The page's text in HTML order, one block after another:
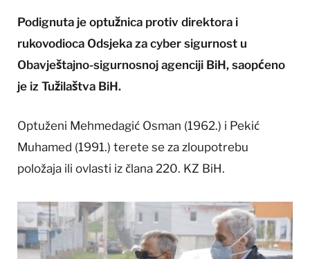
Podignuta je optužnica protiv direktora i
rukovodioca Odsjeka za cyber sigurnost u
Obavještajno-sigurnosnoj agenciji BiH, saopćeno
je iz Tužilaštva BiH.
Optuženi Mehmedagić Osman (1962.) i Pekić
Muhamed (1991.) terete se za zloupotrebu
položaja ili ovlasti iz člana 220. KZ BiH.